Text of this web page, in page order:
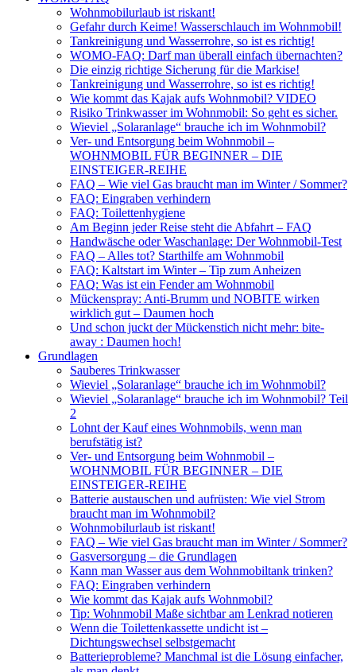
Wohnmobilurlaub ist riskant!
Gefahr durch Keime! Wasserschlauch im Wohnmobil!
Tankreinigung und Wasserrohre, so ist es richtig!
WOMO-FAQ: Darf man überall einfach übernachten?
Die einzig richtige Sicherung für die Markise!
Tankreinigung und Wasserrohre, so ist es richtig!
Wie kommt das Kajak aufs Wohnmobil? VIDEO
Risiko Trinkwasser im Wohnmobil: So geht es sicher.
Wieviel „Solaranlage“ brauche ich im Wohnmobil?
Ver- und Entsorgung beim Wohnmobil –
WOHNMOBIL FÜR BEGINNER – DIE
EINSTEIGER-REIHE
FAQ – Wie viel Gas braucht man im Winter / Sommer?
FAQ: Eingraben verhindern
FAQ: Toilettenhygiene
Am Beginn jeder Reise steht die Abfahrt – FAQ
Handwäsche oder Waschanlage: Der Wohnmobil-Test
FAQ – Alles tot? Starthilfe am Wohnmobil
FAQ: Kaltstart im Winter – Tip zum Anheizen
FAQ: Was ist ein Fender am Wohnmobil
Mückenspray: Anti-Brumm und NOBITE wirken
wirklich gut – Daumen hoch
Und schon juckt der Mückenstich nicht mehr: bite-
away : Daumen hoch!
Grundlagen
Sauberes Trinkwasser
Wieviel „Solaranlage“ brauche ich im Wohnmobil?
Wieviel „Solaranlage“ brauche ich im Wohnmobil? Teil
2
Lohnt der Kauf eines Wohnmobils, wenn man
berufstätig ist?
Ver- und Entsorgung beim Wohnmobil –
WOHNMOBIL FÜR BEGINNER – DIE
EINSTEIGER-REIHE
Batterie austauschen und aufrüsten: Wie viel Strom
braucht man im Wohnmobil?
Wohnmobilurlaub ist riskant!
FAQ – Wie viel Gas braucht man im Winter / Sommer?
Gasversorgung – die Grundlagen
Kann man Wasser aus dem Wohnmobiltank trinken?
FAQ: Eingraben verhindern
Wie kommt das Kajak aufs Wohnmobil?
Tip: Wohnmobil Maße sichtbar am Lenkrad notieren
Wenn die Toilettenkassette undicht ist –
Dichtungswechsel selbstgemacht
Batterieprobleme? Manchmal ist die Lösung einfacher,